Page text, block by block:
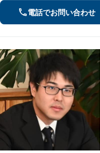
電話でお問い合わせ